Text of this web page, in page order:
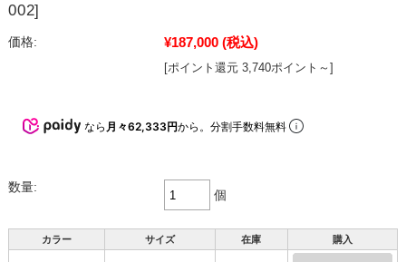
002]
価格: ¥187,000 (税込)
[ポイント還元 3,740ポイント～]
なら 月々62,333円から。分割手数料無料
数量:
個
カラー サイズ 在庫 購入